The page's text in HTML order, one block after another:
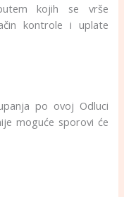
kojih se vrše
kontrole i uplate
po ovoj Odluci
moguće sporovi će